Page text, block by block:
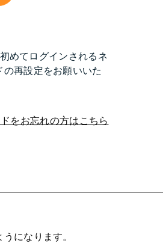
めてログインされるネ
再設定をお願いいた
をお忘れの方はこちら
になります。